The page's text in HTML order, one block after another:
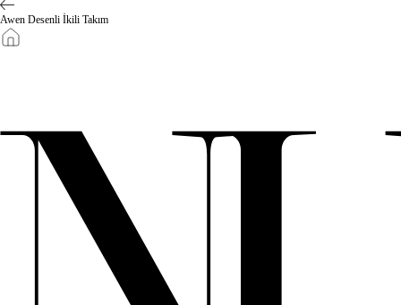
Awen Desenli İkili Takım